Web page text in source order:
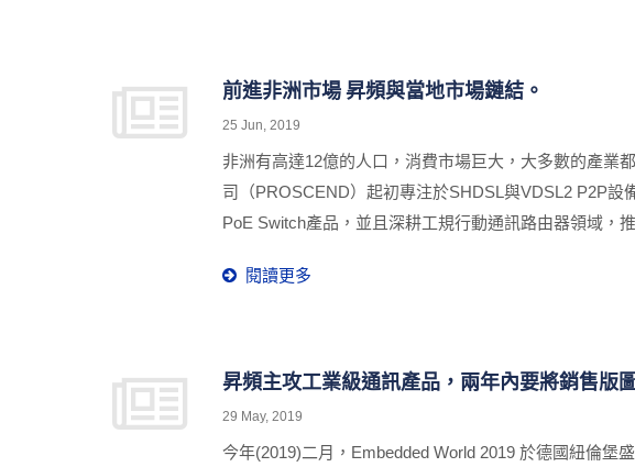
前進非洲市場 昇頻與當地市場鏈結。
25 Jun, 2019
非洲有高達12億的人口，消費市場巨大，大多數的產業
司（PROSCEND）起初專注於SHDSL與VDSL2 P2P
PoE Switch產品，並且深耕工規行動通訊路由器領域，
的案例與經驗，取得當地廠商的信賴。
閱讀更多
昇頻主攻工業級通訊產品，兩年內要將銷售版
29 May, 2019
今年(2019)二月，Embedded World 2019 於德國紐倫